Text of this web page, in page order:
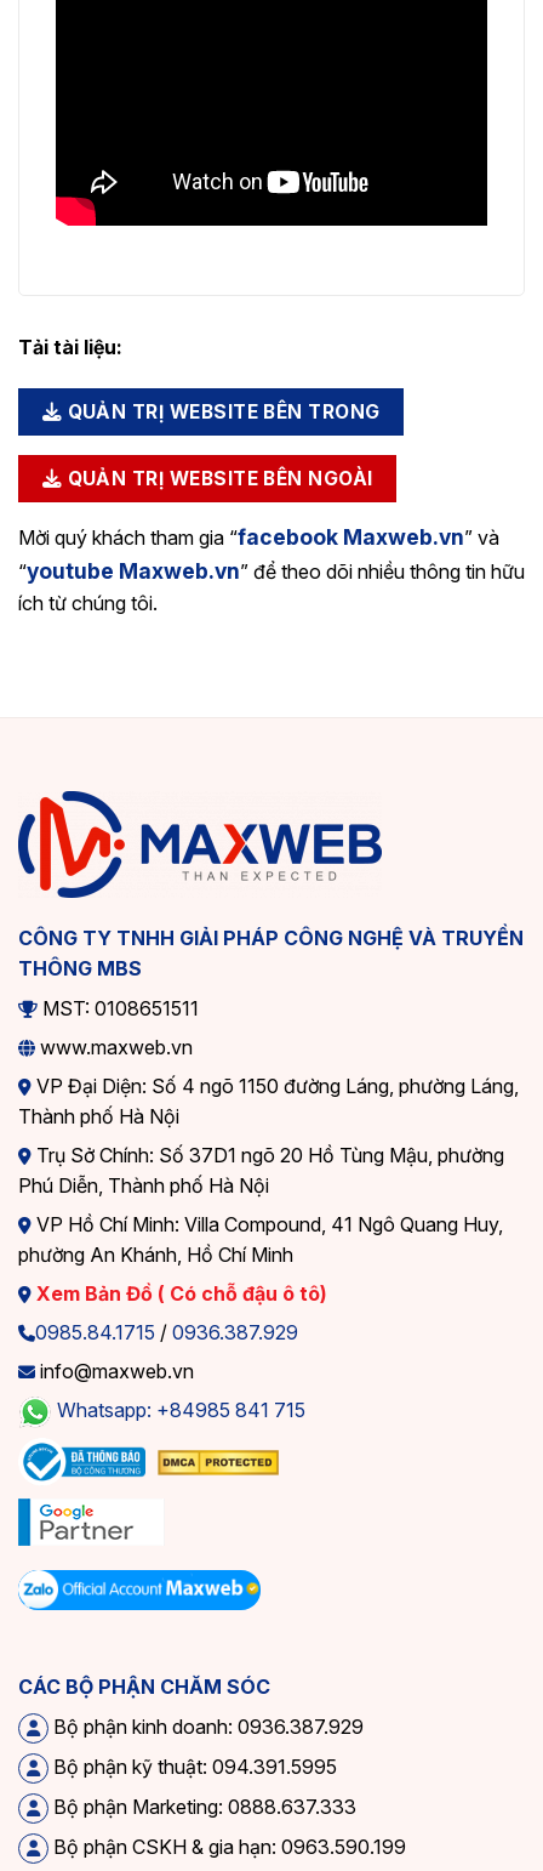
Tải tài liệu:
QUẢN TRỊ WEBSITE BÊN TRONG
QUẢN TRỊ WEBSITE BÊN NGOÀI
Mời quý khách tham gia “facebook Maxweb.vn” và
“youtube Maxweb.vn” để theo dõi nhiều thông tin hữu
ích từ chúng tôi.
CÔNG TY TNHH GIẢI PHÁP CÔNG NGHỆ VÀ TRUYỀN
THÔNG MBS
MST: 0108651511
www.maxweb.vn
VP Đại Diện: Số 4 ngõ 1150 đường Láng, phường Láng,
Thành phố Hà Nội
Trụ Sở Chính: Số 37D1 ngõ 20 Hồ Tùng Mậu, phường
Phú Diễn, Thành phố Hà Nội
VP Hồ Chí Minh: Villa Compound, 41 Ngô Quang Huy,
phường An Khánh, Hồ Chí Minh
Xem Bản Đồ ( Có chỗ đậu ô tô)
0985.84.1715 / 0936.387.929
info@maxweb.vn
Whatsapp: +84985 841 715
CÁC BỘ PHẬN CHĂM SÓC
Bộ phận kinh doanh: 0936.387.929
Bộ phận kỹ thuật: 094.391.5995
Bộ phận Marketing: 0888.637.333
Bộ phận CSKH & gia hạn: 0963.590.199